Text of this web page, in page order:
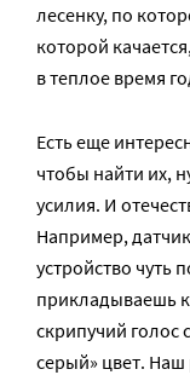
лесенку, по
которой
в теплое время
Есть еще
чтобы найти их,
усилия. И
Например,
устройство чуть
прикладываешь
скрипучий голос
серый» цвет. Наш